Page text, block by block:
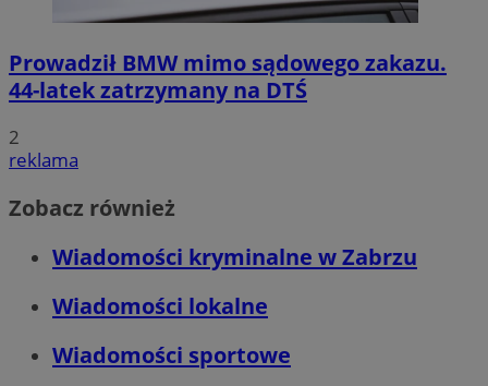
Prowadził BMW mimo sądowego zakazu.
44-latek zatrzymany na DTŚ
2
reklama
Zobacz również
Wiadomości kryminalne w Zabrzu
Wiadomości lokalne
Wiadomości sportowe